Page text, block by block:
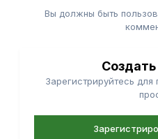
Вы должны быть
Создать
Зарегистрируйтесь для